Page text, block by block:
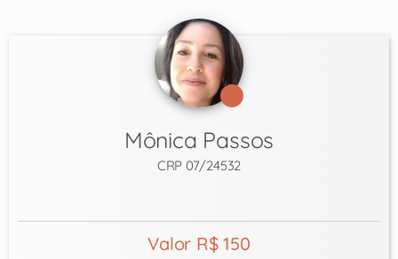
Mônica Passos
CRP 07/24532
Valor R$ 150